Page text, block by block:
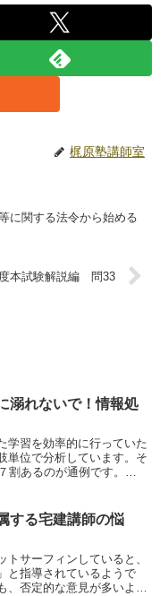
梶原塾講師室
に関する法令から始める
本試験解説編 問33
溺れないで！情報処
学習を効率的に行っていた
単位で分析しています。そ
割あるのが通例です。言
する宅建講師の悩
サーフィンしていると、
と指導されているようで
、否定的な意見が多いよう